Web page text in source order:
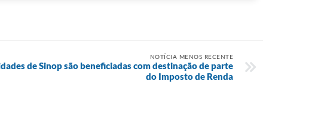
NOTÍCIA MENOS RECENTE
de Sinop são beneficiadas com destinação de parte
do Imposto de Renda